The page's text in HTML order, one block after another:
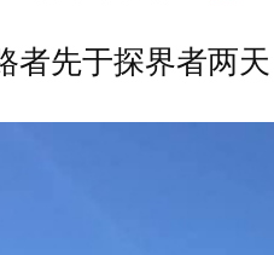
先于探界者两天